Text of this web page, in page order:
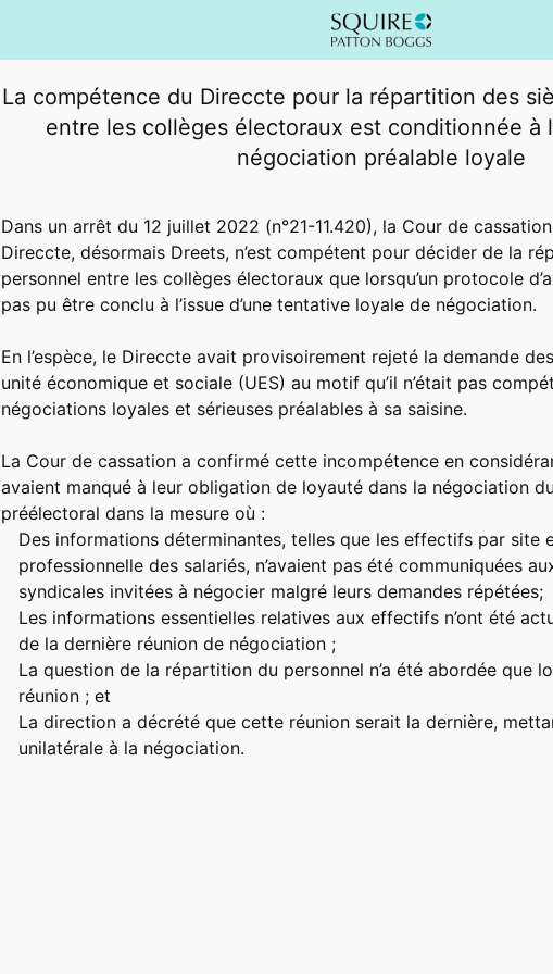
La compétence du Direccte pour la répartition des
entre les collèges électoraux est conditionnée à
négociation préalable loyale
Dans un arrêt du 12 juillet 2022 (n°21-11.420), la Cour de
Direccte, désormais Dreets, n’est compétent pour décider de la
personnel entre les collèges électoraux que lorsqu’un protocole
pas pu être conclu à l’issue d’une tentative loyale de négociation.
En l’espèce, le Direccte avait provisoirement rejeté la demande
unité économique et sociale (UES) au motif qu’il n’était pas
négociations loyales et sérieuses préalables à sa saisine.
La Cour de cassation a confirmé cette incompétence en
avaient manqué à leur obligation de loyauté dans la négociation
préélectoral dans la mesure où :
Des informations déterminantes, telles que les effectifs par site
professionnelle des salariés, n’avaient pas été communiquées
syndicales invitées à négocier malgré leurs demandes répétées;
Les informations essentielles relatives aux effectifs n’ont été
de la dernière réunion de négociation ;
La question de la répartition du personnel n’a été abordée que
réunion ; et
La direction a décrété que cette réunion serait la dernière,
unilatérale à la négociation.